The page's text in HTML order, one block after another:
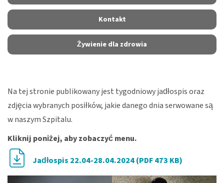
Kontakt
Żywienie dla zdrowia
Na tej stronie publikowany jest tygodniowy jadłospis oraz
zdjęcia wybranych posiłków, jakie danego dnia serwowane są
w naszym Szpitalu.
Kliknij poniżej, aby zobaczyć menu.
Jadłospis 22.04-28.04.2024 (PDF 473 KB)